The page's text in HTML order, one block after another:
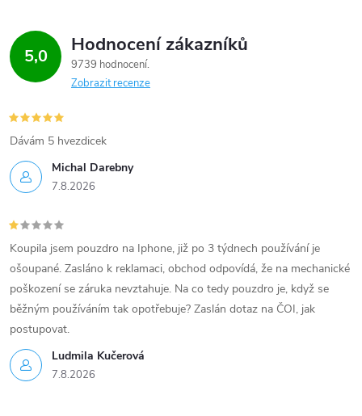
5,0 Hodnocení zákazníků
9739 hodnocení
Zobrazit recenze
Michal Darebny
7.8.2026
Dávám 5 hvezdicek
Ludmila Kučerová
7.8.2026
Koupila jsem pouzdro na Iphone, již po 3 týdnech používání je
ošoupané. Zasláno k reklamaci, obchod odpovídá, že na mechanické
poškození se záruka nevztahuje. Na co tedy pouzdro je, když se
běžným používáním tak opotřebuje? Zaslán dotaz na ČOI, jak
postupovat.